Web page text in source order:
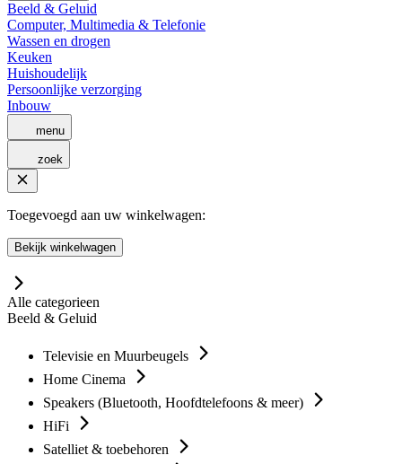
Beeld & Geluid
Computer, Multimedia & Telefonie
Wassen en drogen
Keuken
Huishoudelijk
Persoonlijke verzorging
Inbouw
menu
zoek
Toegevoegd aan uw winkelwagen:
Bekijk winkelwagen
Alle categorieen
Beeld & Geluid
Televisie en Muurbeugels
Home Cinema
Speakers (Bluetooth, Hoofdtelefoons & meer)
HiFi
Satelliet & toebehoren